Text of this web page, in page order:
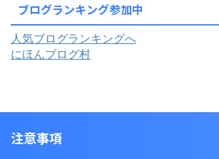
ブログランキング参加中
人気ブログランキングへ
にほんブログ村
注意事項